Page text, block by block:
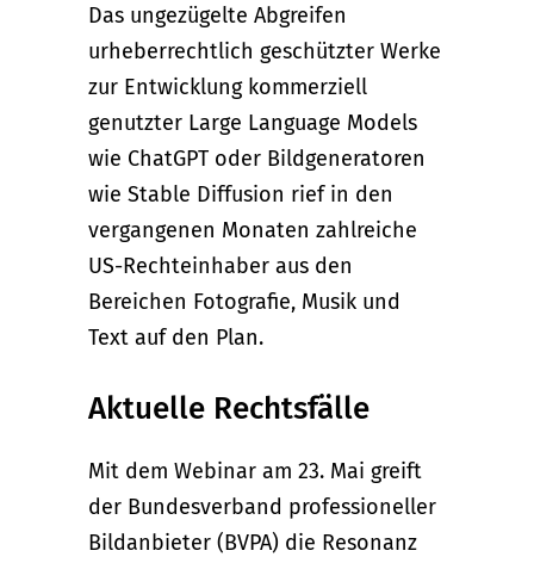
Das ungezügelte Abgreifen
urheberrechtlich geschützter Werke
zur Entwicklung kommerziell
genutzter Large Language Models
wie ChatGPT oder Bildgeneratoren
wie Stable Diffusion rief in den
vergangenen Monaten zahlreiche
US-Rechteinhaber aus den
Bereichen Fotografie, Musik und
Text auf den Plan.
Aktuelle Rechtsfälle
Mit dem Webinar am 23. Mai greift
der Bundesverband professioneller
Bildanbieter (BVPA) die Resonanz